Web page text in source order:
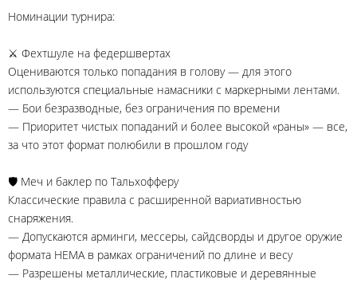
Номинации турнира:
⚔ Фехтшуле на федершвертах
Оцениваются только попадания в голову — для этого
используются специальные намасники с маркерными лентами.
— Бои безразводные, без ограничения по времени
— Приоритет чистых попаданий и более высокой «раны» — все,
за что этот формат полюбили в прошлом году
🛡 Меч и баклер по Тальхофферу
Классические правила с расширенной вариативностью
снаряжения.
— Допускаются арминги, мессеры, сайдсворды и другое оружие
формата HEMA в рамках ограничений по длине и весу
— Разрешены металлические, пластиковые и деревянные